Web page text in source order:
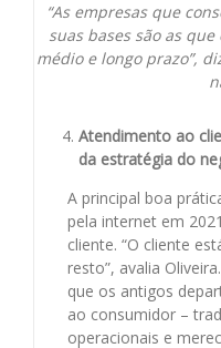
“As empresas que
suas bases são as
médio e longo prazo”,
Atendimento ao
da estratégia do
A principal boa
pela internet em
cliente. “O cliente
resto”, avalia
que os antigos
ao consumidor –
operacionais e